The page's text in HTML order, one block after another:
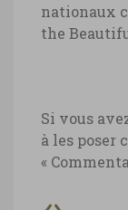
nationaux
the
Si vous
à les poser
«